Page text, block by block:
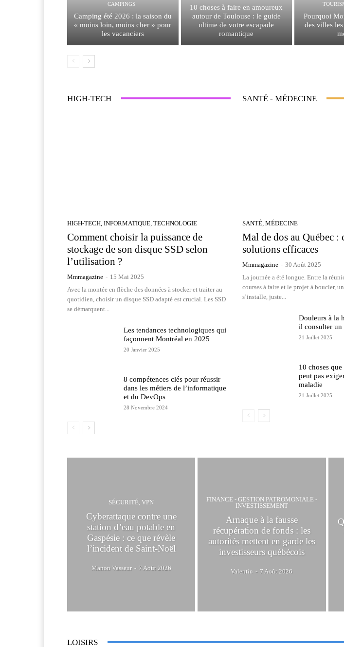
CAMPINGS
Camping été 2026 : la saison du
« moins loin, moins cher » pour
les vacanciers
10 choses à faire en amoureux
autour de Toulouse : le guide
ultime de votre escapade
romantique
Pourquoi
des villes
HIGH-TECH
HIGH-TECH, INFORMATIQUE, TECHNOLOGIE
Comment choisir la puissance de
stockage de son disque SSD selon
l’utilisation ?
Mmmagazine - 15 Mai 2025
Avec la montée en flèche des données à stocker et traiter au
quotidien, choisir un disque SSD adapté est crucial. Les SSD
se démarquent...
Les tendances technologiques qui
façonnent Montréal en 2025
20 Janvier 2025
8 compétences clés pour réussir
dans les métiers de l’informatique
et du DevOps
28 Novembre 2024
SANTÉ - MÉDECINE
SANTÉ, MÉDECINE
Mal de dos au Québec :
solutions efficaces
Mmmagazine - 30 Août 2025
La journée a été longue. Entre la
courses à faire et le projet à boucler,
s’installe, juste...
Douleurs à la
il consulter un
21 Juillet 2025
10 choses
peut pas
maladie
21 Juillet 2025
SÉCURITÉ, VPN
Cyberattaque contre une
station d’eau potable en
Gaspésie : ce que révèle
l’incident de Saint-Noël
Manon Vasseur - 7 Août 2026
FINANCE - GESTION PATROMONIALE -
INVESTISSEMENT
Arnaque à la fausse
récupération de fonds : les
autorités mettent en garde les
investisseurs québécois
Valentin - 7 Août 2026
LOISIRS